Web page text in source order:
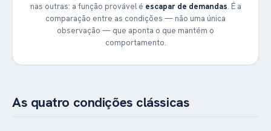
nas outras: a função provável é escapar de demandas. É a
comparação entre as condições — não uma única
observação — que aponta o que mantém o
comportamento.
As quatro condições clássicas